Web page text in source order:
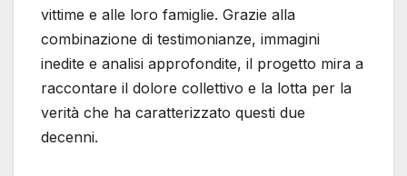
vittime e alle loro famiglie. Grazie alla
combinazione di testimonianze, immagini
inedite e analisi approfondite, il progetto mira a
raccontare il dolore collettivo e la lotta per la
verità che ha caratterizzato questi due
decenni.